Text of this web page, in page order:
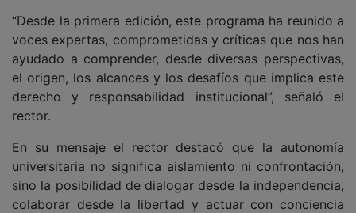
“Desde la primera edición, este programa ha reunido a
voces expertas, comprometidas y críticas que nos han
ayudado a comprender, desde diversas perspectivas,
el origen, los alcances y los desafíos que implica este
derecho y responsabilidad institucional”, señaló el
rector.
En su mensaje el rector destacó que la autonomía
universitaria no significa aislamiento ni confrontación,
sino la posibilidad de dialogar desde la independencia,
colaborar desde la libertad y actuar con conciencia